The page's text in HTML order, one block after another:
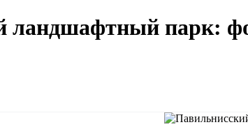
ландшафтный парк: